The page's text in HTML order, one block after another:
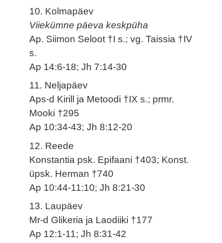
10. Kolmapäev
Viiekümne päeva keskpüha
Ap. Siimon Seloot †I s.; vg. Taissia †IV
s.
Ap 14:6-18; Jh 7:14-30
11. Neljapäev
Aps-d Kirill ja Metoodi †IX s.; prmr.
Mooki †295
Ap 10:34-43; Jh 8:12-20
12. Reede
Konstantia psk. Epifaani †403; Konst.
üpsk. Herman †740
Ap 10:44-11:10; Jh 8:21-30
13. Laupäev
Mr-d Glikeria ja Laodiiki †177
Ap 12:1-11; Jh 8:31-42